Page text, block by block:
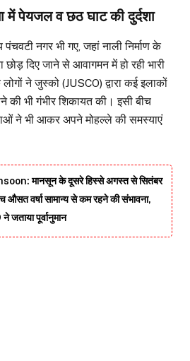
पेयजल व छठ घाट की दुर्दशा
नगर भी गए, जहां नाली निर्माण के
दिए जाने से आवागमन में हो रही भारी
ने जुस्को (JUSCO) द्वारा कई इलाकों
की भी गंभीर शिकायत की। इसी बीच
ने भी आकर अपने मोहल्ले की समस्याएं
मानसून के दूसरे हिस्से अगस्त से सितंबर
औसत वर्षा सामान्य से कम रहने की संभावना,
ने जताया पूर्वानुमान